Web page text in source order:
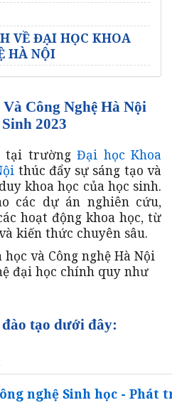
VỀ ĐẠI HỌC KHOA
HÀ NỘI
Công Nghệ Hà Nội
2023
tại trườngĐại học Khoa
thúc đẩy sự sáng tạo và
khoa học của học sinh.
các dự án nghiên cứu,
hoạt động khoa học, từ
kiến thức chuyên sâu.
và Công nghệ Hà Nội
đại học chính quy như
tạo dưới đây:
nghệ Sinh học - Phát